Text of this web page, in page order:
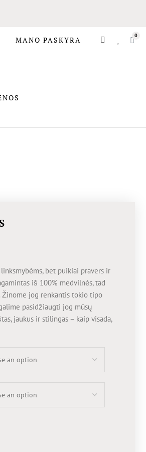
MANO PASKYRA
bet puikiai pravers ir
iš 100% medvilnės, tad
jog renkantis tokio tipo
pasidžiaugti jog mūsų
jaukus ir stilingas – kaip visada,